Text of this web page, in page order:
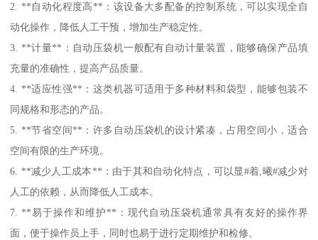
2. **自动化程度高**：该设备大多配备的控制系统，可以实现全自
动化操作，降低人工干预，增加生产稳定性。
3. **计量**：自动压袋机一般配有自动计量装置，能够确保产品填
充量的准确性，提高产品质量。
4. **适应性强**：这类机器可适用于多种材料和袋型，能够包装不
同规格和形态的产品。
5. **节省空间**：许多自动压袋机的设计紧凑，占用空间小，适合
空间有限的生产环境。
6. **减少人工成本**：由于其和自动化特点，可以显#着,曦#减少对
人工的依赖，从而降低人工成本。
7. **易于操作和维护**：现代自动压袋机通常具有友好的操作界
面，便于操作员上手，同时也易于进行定期维护和检修。